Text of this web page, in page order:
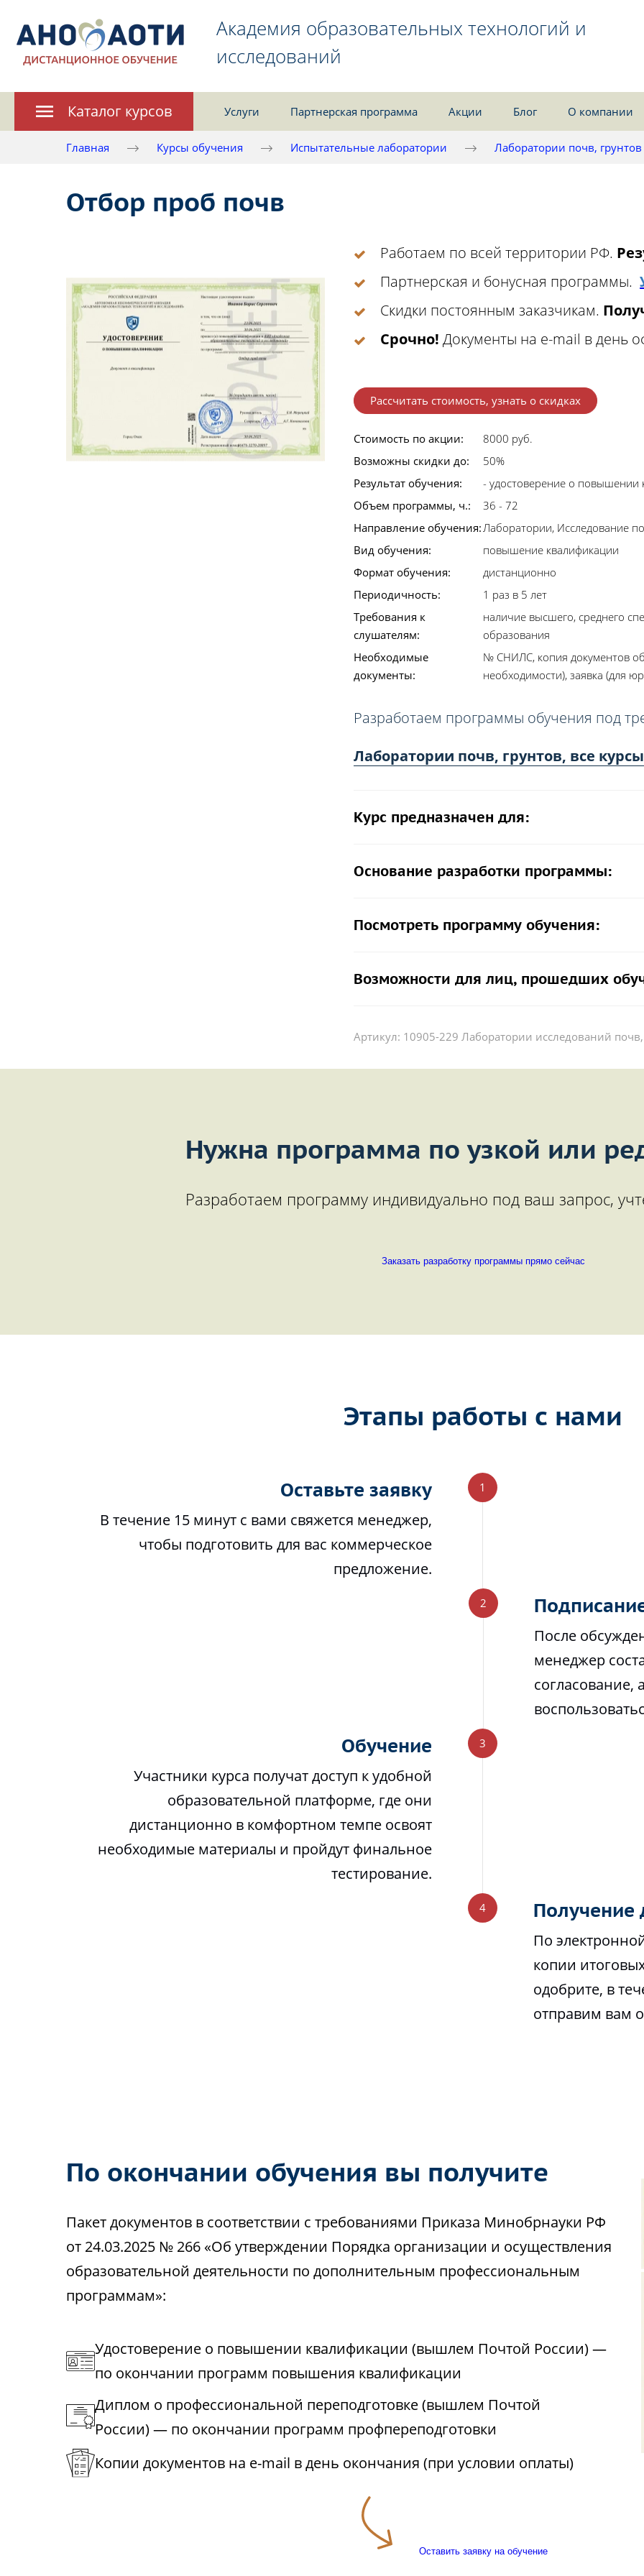
Академия образовательных технологий и
исследований
Каталог курсов Услуги Партнерская программа Акции Блог О компании
Главная Курсы обучения Испытательные лаборатории Лаборатории почв, грунтов
Отбор проб почв
Работаем по всей территории РФ.
Партнерская и бонусная программы.
Скидки постоянным заказчикам.
Срочно! Документы на e-mail в день
Рассчитать стоимость, узнать о скидках
Стоимость по акции:
8000 руб.
Возможны скидки до:
50%
Результат обучения:
- удостоверение о повышении
Объем программы, ч.:
36 - 72
Направление обучения:Лаборатории, Исследование
Вид обучения:
повышение квалификации
Формат обучения:
дистанционно
Периодичность:
1 раз в 5 лет
Требования к
слушателям:
наличие высшего, среднего
образования
Необходимые
документы:
№ СНИЛС, копия документов
необходимости), заявка (для
Разработаем программы обучения под
Лаборатории почв, грунтов, все
Курс предназначен для:
Основание разработки программы:
Посмотреть программу обучения:
Возможности для лиц, прошедших
Артикул: 10905-229 Лаборатории исследований
Нужна программа по узкой или
Разработаем программу индивидуально под ваш запрос,
Заказать разработку программы прямо сейчас
Этапы работы с нами
Оставьте заявку
В течение 15 минут с вами свяжется менеджер,
чтобы подготовить для вас коммерческое
предложение.
После
менеджер
Обучение
Участники курса получат доступ к удобной
образовательной платформе, где они
дистанционно в комфортном темпе освоят
необходимые материалы и пройдут финальное
тестирование.
Получение
По
копии
одобрите, в
отправим вам
По окончании обучения вы получите
Пакет документов в соответствии с требованиями Приказа Минобрнауки РФ
от 24.03.2025 № 266 «Об утверждении Порядка организации и осуществления
образовательной деятельности по дополнительным профессиональным
программам»:
Удостоверение о повышении квалификации (вышлем Почтой России) —
по окончании программ повышения квалификации
Диплом о профессиональной переподготовке (вышлем Почтой
России) — по окончании программ профпереподготовки
Копии документов на e-mail в день окончания (при условии оплаты)
Оставить заявку на обучение